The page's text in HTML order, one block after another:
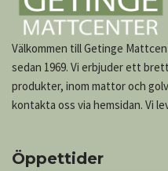
Välkommen till Getinge
sedan 1969. Vi erbjuder ett
produkter, inom mattor och
kontakta oss via hemsidan. Vi
Öppettider